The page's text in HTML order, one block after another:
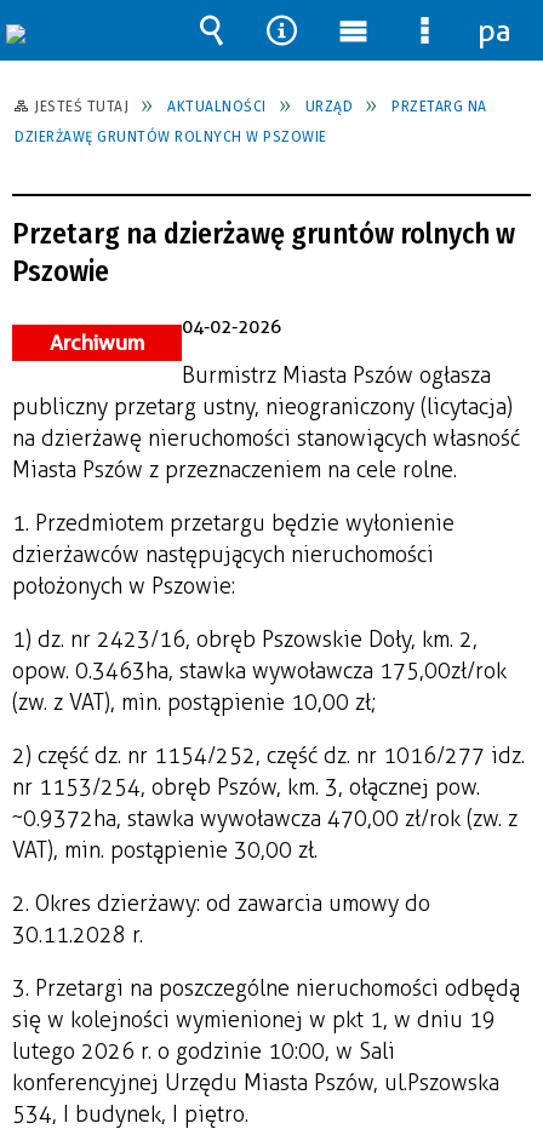
JESTEŚ TUTAJ AKTUALNOŚCI URZĄD
PRZETARG NA
DZIERŻAWĘ GRUNTÓW ROLNYCH W PSZOWIE
Przetarg na dzierżawę gruntów rolnych w
Pszowie
Archiwum
04-02-2026
Burmistrz Miasta Pszów ogłasza
publiczny przetarg ustny, nieograniczony (licytacja)
na dzierżawę nieruchomości stanowiących własność
Miasta Pszów z przeznaczeniem na cele rolne.
1. Przedmiotem przetargu będzie wyłonienie
dzierżawców następujących nieruchomości
położonych w Pszowie:
1) dz. nr 2423/16, obręb Pszowskie Doły, km. 2,
o pow. 0.3463ha, stawka wywoławcza 175,00 zł/rok
(zw. z VAT), min. postąpienie 10,00 zł;
2) część dz. nr 1154/252, część dz. nr 1016/277 i dz.
nr 1153/254, obręb Pszów, km. 3, o łącznej pow.
~0.9372ha, stawka wywoławcza 470,00 zł/rok (zw. z
VAT), min. postąpienie 30,00 zł.
2. Okres dzierżawy: od zawarcia umowy do
30.11.2028 r.
3. Przetargi na poszczególne nieruchomości odbędą
się w kolejności wymienionej w pkt 1, w dniu 19
lutego 2026 r. o godzinie 10:00, w Sali
konferencyjnej Urzędu Miasta Pszów, ul. Pszowska
534, I budynek, I piętro.
Wyszukiwarka
Narzędzia
Menu
główne
Menu